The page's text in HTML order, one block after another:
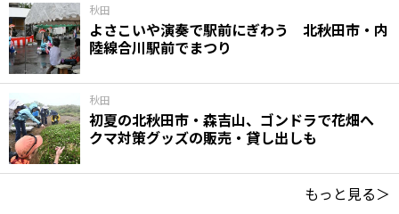
秋田
よさこいや演奏で駅前にぎわう 北秋田市・内
陸線合川駅前でまつり
秋田
初夏の北秋田市・森吉山、ゴンドラで花畑へ
クマ対策グッズの販売・貸し出しも
もっと見る＞